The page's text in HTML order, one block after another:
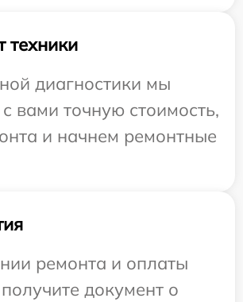
техники
диагностики мы
вами точную стоимость,
и начнем ремонтные
ремонта и оплаты
документ о